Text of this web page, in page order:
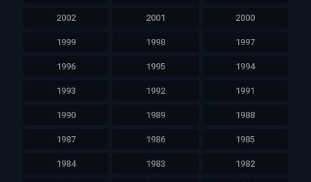
2002 2001 2000
1999 1998 1997
1996 1995 1994
1993 1992 1991
1990 1989 1988
1987 1986 1985
1984 1983 1982